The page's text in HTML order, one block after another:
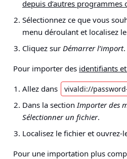
depuis d’autres programmes
Sélectionnez ce que vous
menu déroulant et localisez
Cliquez sur Démarrer l’import.
Pour importer des identifiants
Allez dans
vivaldi://
Dans la section Importer des
Sélectionner un fichier.
Localisez le fichier et ouvrez-
Pour une importation plus